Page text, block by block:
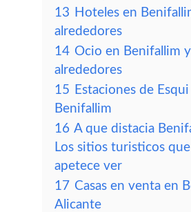
13 Hoteles en
alrededores
14 Ocio en Benifallim
alrededores
15 Estaciones de
Benifallim
16 A que distacia
Los sitios turisticos
apetece ver
17 Casas en venta en
Alicante